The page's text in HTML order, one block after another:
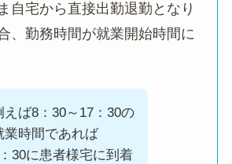
自宅から直接出勤退勤となり
、勤務時間が就業開始時間に
えば8：30～17：30の
業時間であれば
30に患者様宅に到着